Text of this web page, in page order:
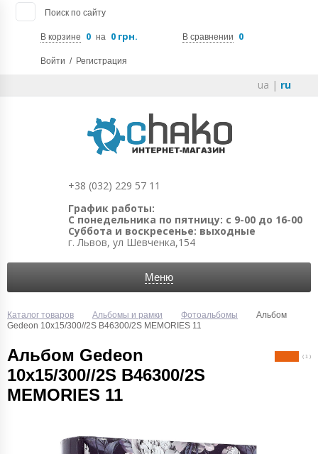
Поиск по сайту
В корзине 0 на 0 грн. В сравнении 0
Войти / Регистрация
ua | ru
+38 (032) 229 57 11
График работы:
С понедельника по пятницу: с 9-00 до 16-00
Суббота и воскресенье: выходные
г. Львов, ул Шевченка,154
Меню
Каталог товаров Альбомы и рамки Фотоальбомы
Альбом
Gedeon 10х15/300//2S B46300/2S MEMORIES 11
Альбом Gedeon
10х15/300//2S B46300/2S
MEMORIES 11
( 1 )